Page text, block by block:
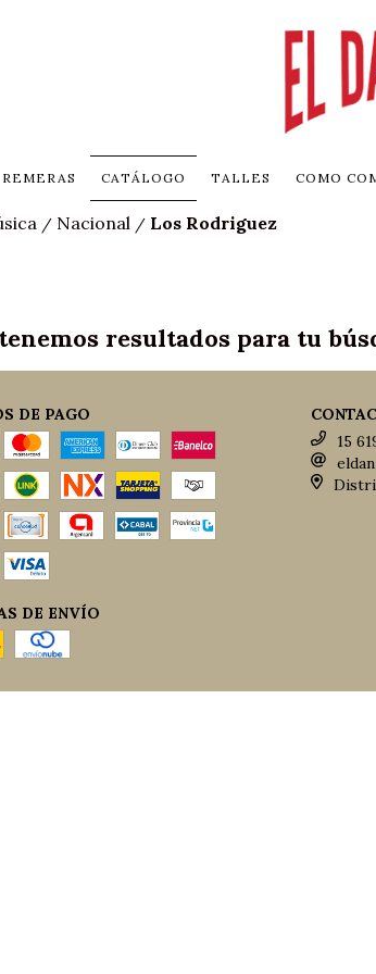
REMERAS CATÁLOGO TALLES COMO
/ Nacional / Los Rodriguez
resultados para tu
DE PAGO
DE ENVÍO
15